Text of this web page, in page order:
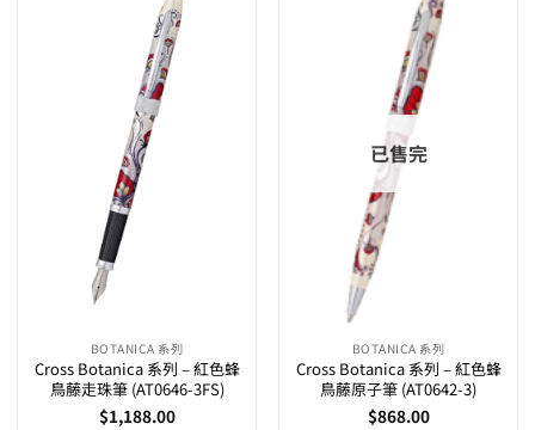
BOTANICA 系列
Cross Botanica 系列 – 紅色蜂
鳥藤走珠筆 (AT0646-3FS)
$1,188.00
已售完
BOTANICA 系列
Cross Botanica 系列 – 紅色蜂
鳥藤原子筆 (AT0642-3)
$868.00